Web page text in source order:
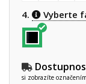
4. Vyberte
si zobrazíte